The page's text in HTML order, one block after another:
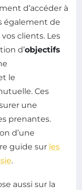
d’accéder à
également de
clients. Les
d’objectifs
le
Ces
une
prenantes.
d’une
guide sur les
.
aussi sur la